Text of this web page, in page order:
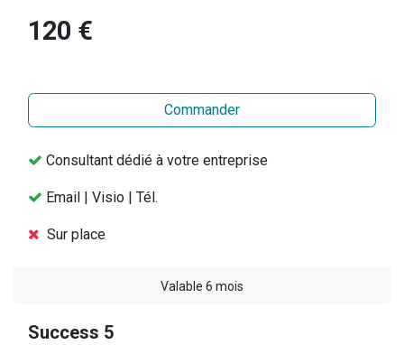
120 €
Commander
Consultant dédié à votre entreprise
Email | Visio | Tél.
Sur place
Valable 6 mois
Success 5